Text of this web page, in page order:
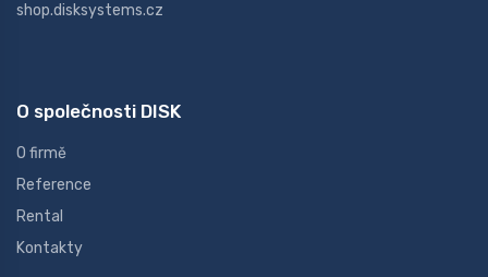
shop.disksystems.cz
O společnosti DISK
O firmě
Reference
Rental
Kontakty